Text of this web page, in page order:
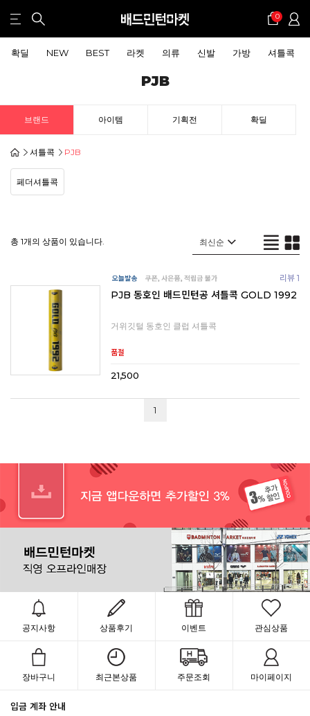
0
확딜 NEW BEST 라켓 의류 신발 가방 셔틀콕
PJB
브랜드 아이템 기획전 확딜
셔틀콕 PJB
페더셔틀콕
총 1개의 상품이 있습니다.
리뷰 1
PJB 동호인 배드민턴공 셔틀콕 GOLD 1992
거위깃털 동호인 클럽 셔틀콕
21,500
품절
1
공지사항 상품후기 이벤트 관심상품
장바구니 최근본상품 주문조회 마이페이지
입금 계좌 안내